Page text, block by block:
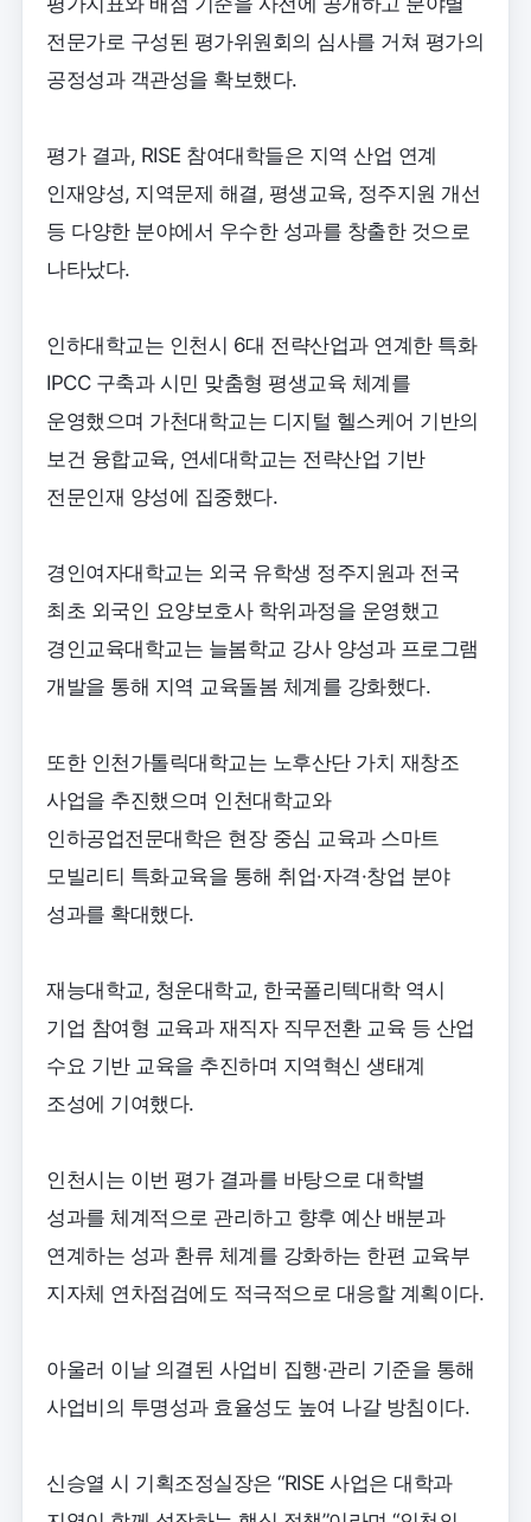
전문가로 구성된 평가위원회의 심사를 거쳐 평가의
공정성과 객관성을 확보했다.
평가 결과, RISE 참여대학들은 지역 산업 연계
인재양성, 지역문제 해결, 평생교육, 정주지원 개선
등 다양한 분야에서 우수한 성과를 창출한 것으로
나타났다.
인하대학교는 인천시 6대 전략산업과 연계한 특화
IPCC 구축과 시민 맞춤형 평생교육 체계를
운영했으며 가천대학교는 디지털 헬스케어 기반의
보건 융합교육, 연세대학교는 전략산업 기반
전문인재 양성에 집중했다.
경인여자대학교는 외국 유학생 정주지원과 전국
최초 외국인 요양보호사 학위과정을 운영했고
경인교육대학교는 늘봄학교 강사 양성과 프로그램
개발을 통해 지역 교육돌봄 체계를 강화했다.
또한 인천가톨릭대학교는 노후산단 가치 재창조
사업을 추진했으며 인천대학교와
인하공업전문대학은 현장 중심 교육과 스마트
모빌리티 특화교육을 통해 취업·자격·창업 분야
성과를 확대했다.
재능대학교, 청운대학교, 한국폴리텍대학 역시
기업 참여형 교육과 재직자 직무전환 교육 등 산업
수요 기반 교육을 추진하며 지역혁신 생태계
조성에 기여했다.
인천시는 이번 평가 결과를 바탕으로 대학별
성과를 체계적으로 관리하고 향후 예산 배분과
연계하는 성과 환류 체계를 강화하는 한편 교육부
지자체 연차점검에도 적극적으로 대응할 계획이다.
아울러 이날 의결된 사업비 집행·관리 기준을 통해
사업비의 투명성과 효율성도 높여 나갈 방침이다.
신승열 시 기획조정실장은 “RISE 사업은 대학과